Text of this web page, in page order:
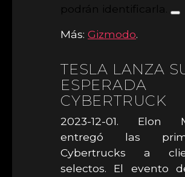
podrán identificarla.
Más: Gizmodo.
TESLA LANZA
ESPERADA
CYBERTRUCK
2023-12-01. Elon
entregó las
Cybertrucks a
selectos. El evento